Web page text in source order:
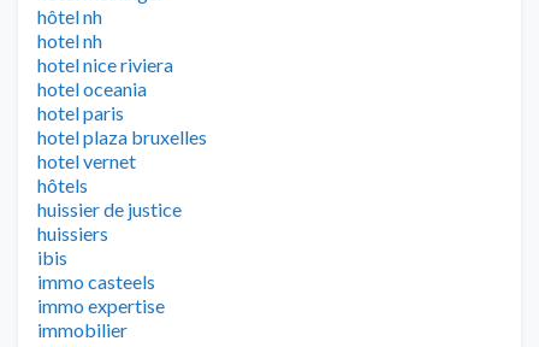
hôtel nh
hotel nh
hotel nice riviera
hotel oceania
hotel paris
hotel plaza bruxelles
hotel vernet
hôtels
huissier de justice
huissiers
ibis
immo casteels
immo expertise
immobilier